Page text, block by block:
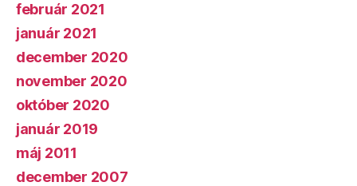
február 2021
január 2021
december 2020
november 2020
október 2020
január 2019
máj 2011
december 2007